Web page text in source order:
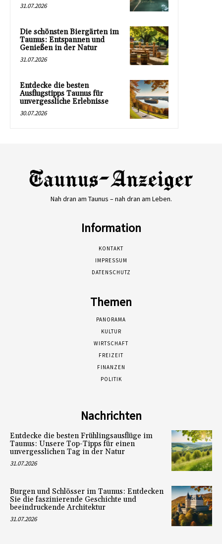
31.07.2026
Die schönsten Biergärten im
Taunus: Entspannen und
Genießen in der Natur
31.07.2026
Entdecke die besten
Ausflugstipps Taunus für
unvergessliche Erlebnisse
30.07.2026
Nah dran am Taunus – nah dran am Leben.
Information
KONTAKT
IMPRESSUM
DATENSCHUTZ
Themen
PANORAMA
KULTUR
WIRTSCHAFT
FREIZEIT
FINANZEN
POLITIK
Nachrichten
Entdecke die besten Frühlingsausflüge im
Taunus: Unsere Top-Tipps für einen
unvergesslichen Tag in der Natur
31.07.2026
Burgen und Schlösser im Taunus: Entdecken
Sie die faszinierende Geschichte und
beeindruckende Architektur
31.07.2026